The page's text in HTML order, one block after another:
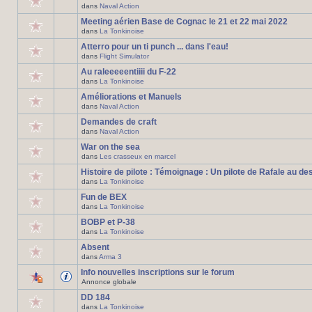
dans Naval Action
Meeting aérien Base de Cognac le 21 et 22 mai 2022
dans La Tonkinoise
Atterro pour un ti punch ... dans l'eau!
dans Flight Simulator
Au raleeeeentiiii du F-22
dans La Tonkinoise
Améliorations et Manuels
dans Naval Action
Demandes de craft
dans Naval Action
War on the sea
dans Les crasseux en marcel
Histoire de pilote : Témoignage : Un pilote de Rafale au
dans La Tonkinoise
Fun de BEX
dans La Tonkinoise
BOBP et P-38
dans La Tonkinoise
Absent
dansArma 3
Info nouvelles inscriptions sur le forum
Annonce globale
DD 184
dans La Tonkinoise